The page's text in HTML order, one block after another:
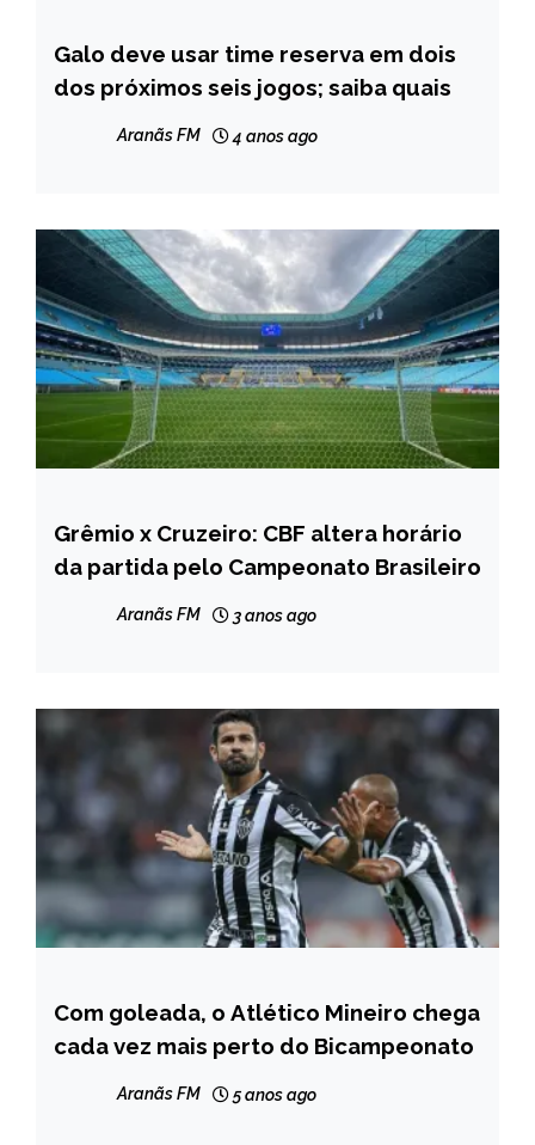
ESPORTES
Galo deve usar time reserva em dois
dos próximos seis jogos; saiba quais
Aranãs FM 4 anos ago
ESPORTES
Grêmio x Cruzeiro: CBF altera horário
da partida pelo Campeonato Brasileiro
Aranãs FM 3 anos ago
ESPORTES
Com goleada, o Atlético Mineiro chega
cada vez mais perto do Bicampeonato
Aranãs FM 5 anos ago